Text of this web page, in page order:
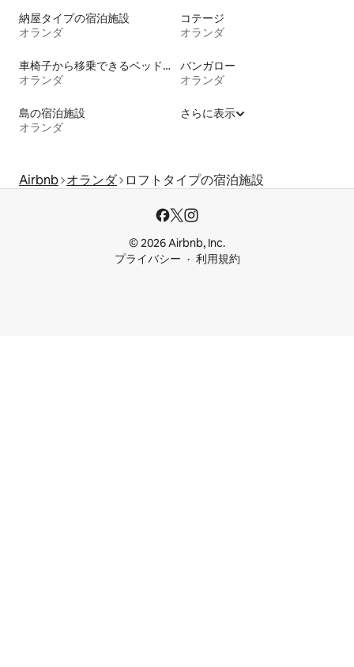
納屋タイプの宿泊施設
オランダ
コテージ
オランダ
車椅子から移乗できるベッドがある宿泊施設
オランダ
バンガロー
オランダ
島の宿泊施設
オランダ
さらに表示
Airbnb オランダ ロフトタイプの宿泊施設
© 2026 Airbnb, Inc.
プライバシー
利用規約